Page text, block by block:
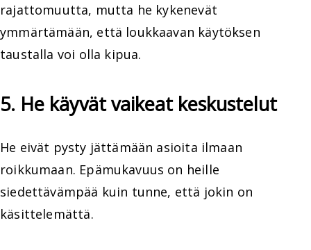
rajattomuutta, mutta he kykenevät
ymmärtämään, että loukkaavan käytöksen
taustalla voi olla kipua.
5. He käyvät vaikeat keskustelut
He eivät pysty jättämään asioita ilmaan
roikkumaan. Epämukavuus on heille
siedettävämpää kuin tunne, että jokin on
käsittelemättä.